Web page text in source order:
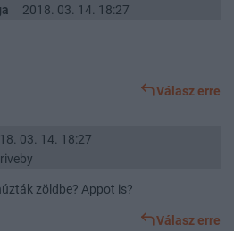
2018. 03. 14. 18:27
Válasz erre
03. 14. 18:27
zöldbe? Appot is?
Válasz erre